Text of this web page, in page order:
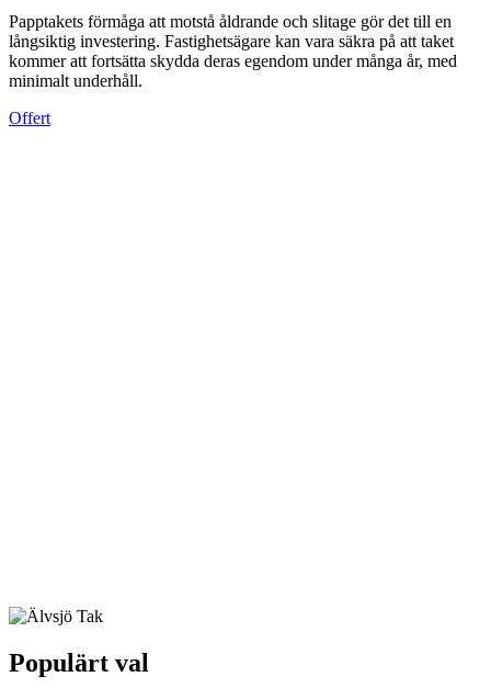
Papptakets förmåga att motstå åldrande och slitage gör det till en
långsiktig investering. Fastighetsägare kan vara säkra på att taket
kommer att fortsätta skydda deras egendom under många år, med
minimalt underhåll.
Offert
Populärt val